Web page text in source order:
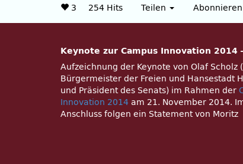
3 254 Hits Teilen Abonnieren
Keynote zur Campus Innovation 2014
Aufzeichnung der Keynote von Olaf Scholz
Bürgermeister der Freien und Hansestadt
und Präsident des Senats) im Rahmen der
Innovation 2014 am 21. November 2014.
Anschluss folgen ein Statement von Moritz